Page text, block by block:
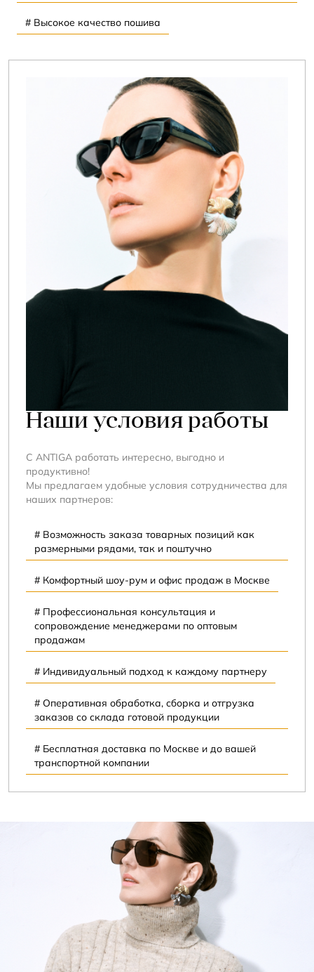
# Высокое качество пошива
Наши условия работы
С ANTIGA работать интересно, выгодно и
продуктивно!
Мы предлагаем удобные условия сотрудничества для
наших партнеров:
# Возможность заказа товарных позиций как
размерными рядами, так и поштучно
# Комфортный шоу-рум и офис продаж в Москве
# Профессиональная консультация и
сопровождение менеджерами по оптовым
продажам
# Индивидуальный подход к каждому партнеру
# Оперативная обработка, сборка и отгрузка
заказов со склада готовой продукции
# Бесплатная доставка по Москве и до вашей
транспортной компании